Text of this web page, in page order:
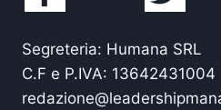
Segreteria: Humana SRL
C.F e P.IVA: 13642431004